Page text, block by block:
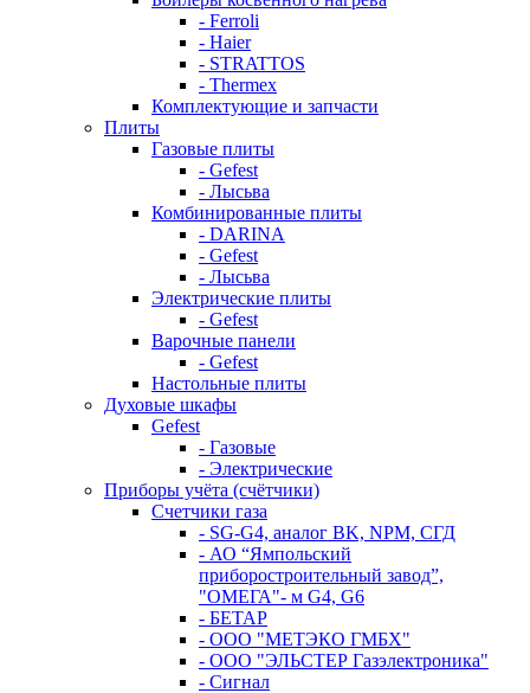
- Ferroli
- Haier
- STRATTOS
- Thermex
Комплектующие и запчасти
Плиты
Газовые плиты
- Gefest
- Лысьва
Комбинированные плиты
- DARINA
- Gefest
- Лысьва
Электрические плиты
- Gefest
Варочные панели
- Gefest
Настольные плиты
Духовые шкафы
Gefest
- Газовые
- Электрические
Приборы учёта (счётчики)
Счетчики газа
- SG-G4, аналог BK, NPM, СГД
- АО “Ямпольский
приборостроительный завод”,
"ОМЕГА"- м G4, G6
- БЕТАР
- ООО "МЕТЭКО ГМБХ"
- ООО "ЭЛЬСТЕР Газэлектроника"
- Сигнал